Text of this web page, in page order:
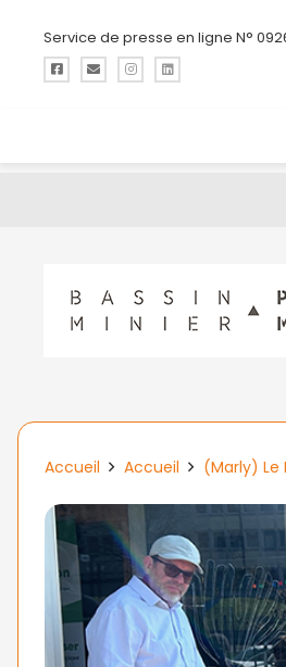
Service de presse en ligne N°
Accueil Accueil (Marly) Le